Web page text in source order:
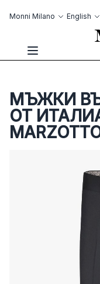
Monni Milano Language
English
Toggle Nav
МЪЖКИ
ОТ